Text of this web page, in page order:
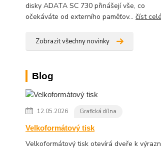
disky ADATA SC 730 přinášejí vše, co
očekáváte od externího paměťov...číst celé
Zobrazit všechny novinky
Blog
12.05.2026 Grafická dílna
Velkoformátový tisk
Velkoformátový tisk otevírá dveře k